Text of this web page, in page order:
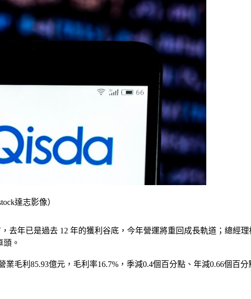
達志影像）
去年已是過去 12 年的獲利谷底，今年營運將重回成長軌道；總經
。
毛利85.93億元，毛利率16.7%，季減0.4個百分點、年減0.66個百